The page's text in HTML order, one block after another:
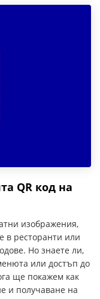
QR код на
изображения,
в ресторанти или
Но знаете ли,
или достъп до
ще покажем как
и получаване на